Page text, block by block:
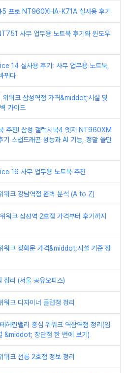
5 프로 NT960XHA-K71A 실사용 후기
사무 업무용 노트북 후기와 윈도우
14 실사용 후기: 사무 업무용 노트북,
뀌다
위워크 삼성역점 가격&middot;시설 및
가이드
추천! 삼성 갤럭시북4 엣지 NT960XM
기 스냅드래곤 성능과 AI 기능, 정말 쓸만
16 사무 업무용 노트북 추천
워크 강남역점 완벽 분석 (A to Z)
워크 삼성역 2호점 가격부터 후기까지
워크 광화문 가격&middot;시설 기준 정
정리 (서울 공유오피스)
워크 디자이너 클럽점 정리
헤란밸리 중심 위워크 역삼역점 정리(입
&middot; 장단점 한 번에 보기)
워크 선릉 2호점 정보 정리